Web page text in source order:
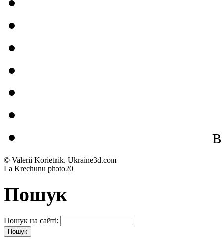
© Valerii Korietnik, Ukraine3d.com
La Krechunu photo20
Пошук
Пошук на сайті: